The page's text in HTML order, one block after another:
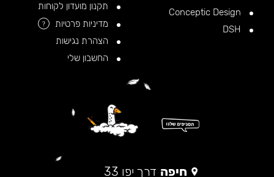
תקנון מועדון לקוחות
מדיניות פרטיות
?
הצהרת נגישות
החשבון שלי
חיפה דרך יפו 33